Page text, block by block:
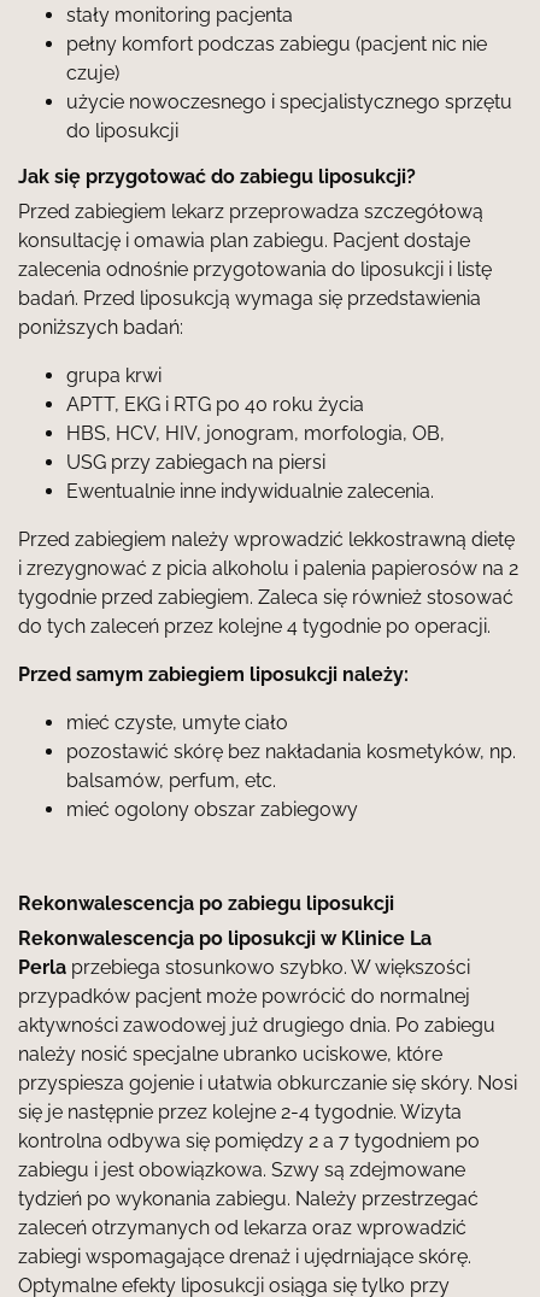
stały monitoring pacjenta
pełny komfort podczas zabiegu (pacjent nic nie
czuje)
użycie nowoczesnego i specjalistycznego sprzętu
do liposukcji
Jak się przygotować do zabiegu liposukcji?
Przed zabiegiem lekarz przeprowadza szczegółową
konsultację i omawia plan zabiegu. Pacjent dostaje
zalecenia odnośnie przygotowania do liposukcji i listę
badań. Przed liposukcją wymaga się przedstawienia
poniższych badań:
grupa krwi
APTT, EKG i RTG po 40 roku życia
HBS, HCV, HIV, jonogram, morfologia, OB,
USG przy zabiegach na piersi
Ewentualnie inne indywidualnie zalecenia.
Przed zabiegiem należy wprowadzić lekkostrawną dietę
i zrezygnować z picia alkoholu i palenia papierosów na 2
tygodnie przed zabiegiem. Zaleca się również stosować
do tych zaleceń przez kolejne 4 tygodnie po operacji.
Przed samym zabiegiem liposukcji należy:
mieć czyste, umyte ciało
pozostawić skórę bez nakładania kosmetyków, np.
balsamów, perfum, etc.
mieć ogolony obszar zabiegowy
Rekonwalescencja po zabiegu liposukcji
Rekonwalescencja po liposukcji w Klinice La
Perla przebiega stosunkowo szybko. W większości
przypadków pacjent może powrócić do normalnej
aktywności zawodowej już drugiego dnia. Po zabiegu
należy nosić specjalne ubranko uciskowe, które
przyspiesza gojenie i ułatwia obkurczanie się skóry. Nosi
się je następnie przez kolejne 2-4 tygodnie. Wizyta
kontrolna odbywa się pomiędzy 2 a 7 tygodniem po
zabiegu i jest obowiązkowa. Szwy są zdejmowane
tydzień po wykonania zabiegu. Należy przestrzegać
zaleceń otrzymanych od lekarza oraz wprowadzić
zabiegi wspomagające drenaż i ujędrniające skórę.
Optymalne efekty liposukcji osiąga się tylko przy